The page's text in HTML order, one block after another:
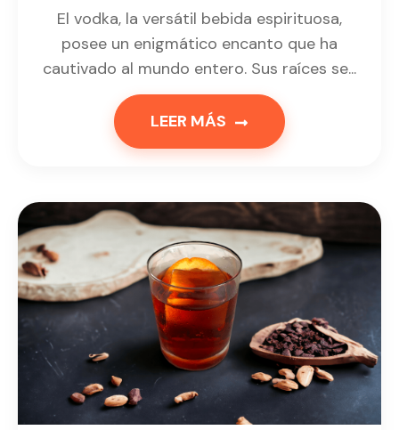
El vodka, la versátil bebida espirituosa,
posee un enigmático encanto que ha
cautivado al mundo entero. Sus raíces se...
LEER MÁS